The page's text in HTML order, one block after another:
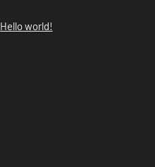
Hello world!